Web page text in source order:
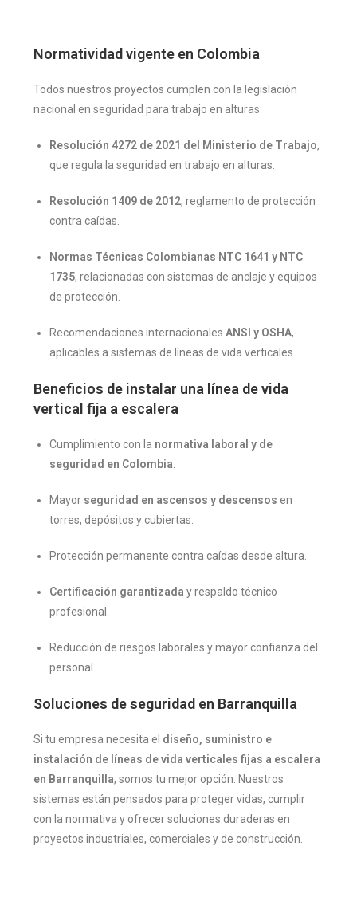
Normatividad vigente en Colombia
Todos nuestros proyectos cumplen con la legislación
nacional en seguridad para trabajo en alturas:
Resolución 4272 de 2021 del Ministerio de Trabajo,
que regula la seguridad en trabajo en alturas.
Resolución 1409 de 2012, reglamento de protección
contra caídas.
Normas Técnicas Colombianas NTC 1641 y NTC
1735, relacionadas con sistemas de anclaje y equipos
de protección.
Recomendaciones internacionalesANSI y OSHA,
aplicables a sistemas de líneas de vida verticales.
Beneficios de instalar una línea de vida
vertical fija a escalera
Cumplimiento con la normativa laboral y de
seguridad en Colombia
Mayor seguridad en ascensos y descensos en
torres, depósitos y cubiertas.
Protección permanente contra caídas desde altura.
Certificación garantizada y respaldo técnico
profesional.
Reducción de riesgos laborales y mayor confianza del
personal.
Soluciones de seguridad en Barranquilla
Si tu empresa necesita el diseño, suministro e
instalación de líneas de vida verticales fijas a escalera
en Barranquilla, somos tu mejor opción. Nuestros
sistemas están pensados para proteger vidas, cumplir
con la normativa y ofrecer soluciones duraderas en
proyectos industriales, comerciales y de construcción.